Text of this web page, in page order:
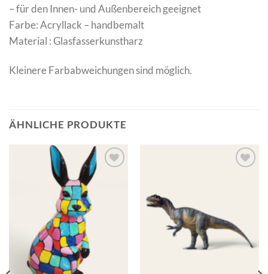
– für den Innen- und Außenbereich geeignet
Farbe: Acryllack – handbemalt
Material : Glasfasserkunstharz
Kleinere Farbabweichungen sind möglich.
ÄHNLICHE PRODUKTE